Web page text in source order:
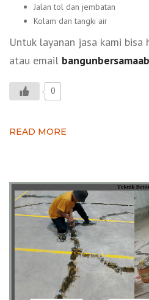
Jalan tol dan jembatan
Kolam dan tangki air
Untuk layanan jasa kami bisa
atau email
0
READ MORE